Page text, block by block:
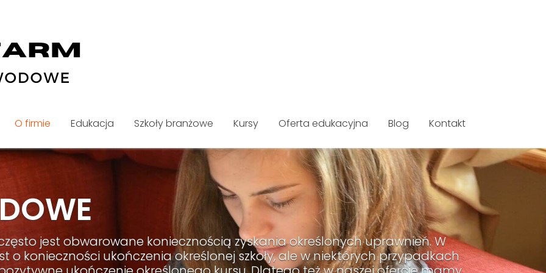
O firmie Edukacja Szkoły branżowe Kursy Oferta edukacyjna Blog Kontakt
jest obwarowane koniecznością zyskania określonych uprawnień. W
konieczności ukończenia określonej szkoły, ale w niektórych przypadkach